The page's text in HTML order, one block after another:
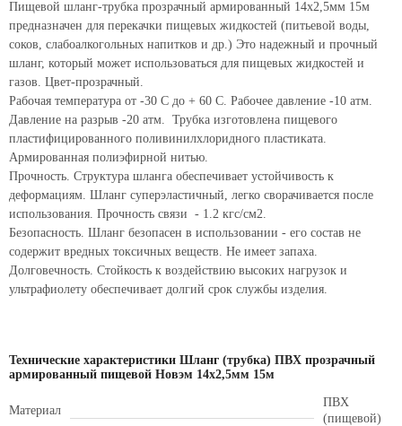
Пищевой шланг-трубка прозрачный армированный 14х2,5мм 15м
предназначен для перекачки пищевых жидкостей (питьевой воды,
соков, слабоалкогольных напитков и др.) Это надежный и прочный
шланг, который может использоваться для пищевых жидкостей и
газов. Цвет-прозрачный.
Рабочая температура от -30 С до + 60 С. Рабочее давление -10 атм.
Давление на разрыв -20 атм. Трубка изготовлена пищевого
пластифицированного поливинилхлоридного пластиката.
Армированная полиэфирной нитью.
Прочность. Структура шланга обеспечивает устойчивость к
деформациям. Шланг суперэластичный, легко сворачивается после
использования. Прочность связи - 1.2 кгс/см2.
Безопасность. Шланг безопасен в использовании - его состав не
содержит вредных токсичных веществ. Не имеет запаха.
Долговечность. Стойкость к воздействию высоких нагрузок и
ультрафиолету обеспечивает долгий срок службы изделия.
Технические характеристики Шланг (трубка) ПВХ прозрачный
армированный пищевой Новэм 14х2,5мм 15м
Материал
ПВХ
(пищевой)